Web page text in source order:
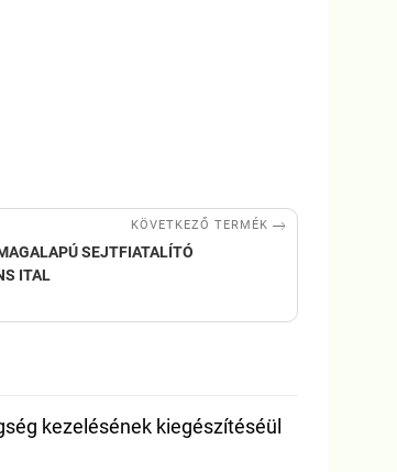
KÖVETKEZŐ TERMÉK 
SEJTFIATALÍTÓ
ITAL
kezelésének kiegészítéséül